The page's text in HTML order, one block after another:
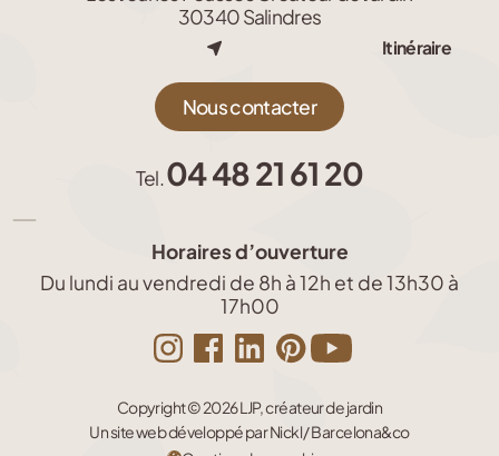
30340 Salindres
Itinéraire
Nous contacter
Tel.04 48 21 61 20
Horaires d’ouverture
Du lundi au vendredi de 8h à 12h et de 13h30 à
17h00
Copyright © 2026 LJP, créateur de jardin
Un site web développé par Nickl / Barcelona&co